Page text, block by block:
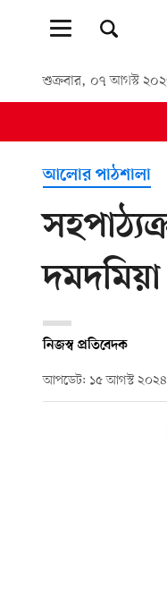
শুক্রবার, ০৭ আগস্ট
আলোর পাঠশালা
নিজস্ব প্রতিবেদক
আপডেট: ১৫ আগস্ট